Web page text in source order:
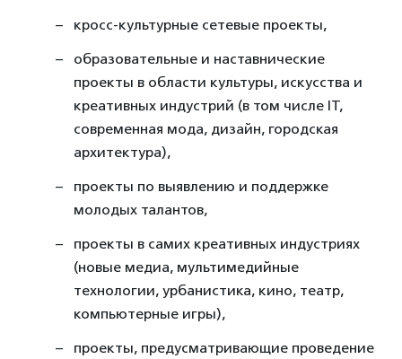
кросс-культурные сетевые проекты,
образовательные и наставнические
проекты в области культуры, искусства и
креативных индустрий (в том числе IT,
современная мода, дизайн, городская
архитектура),
проекты по выявлению и поддержке
молодых талантов,
проекты в самих креативных индустриях
(новые медиа, мультимедийные
технологии, урбанистика, кино, театр,
компьютерные игры),
проекты, предусматривающие проведение